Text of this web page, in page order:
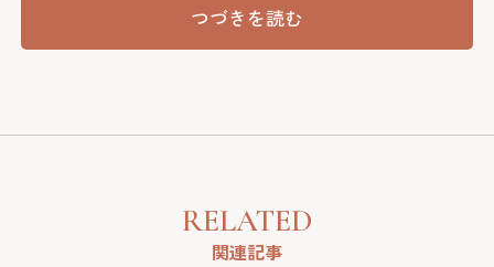
つづきを読む
RELATED
関連記事